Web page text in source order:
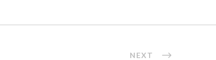
NEXT